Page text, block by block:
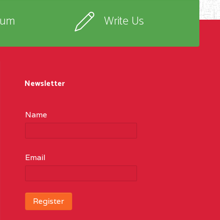
Write Us
Newsletter
Name
Email